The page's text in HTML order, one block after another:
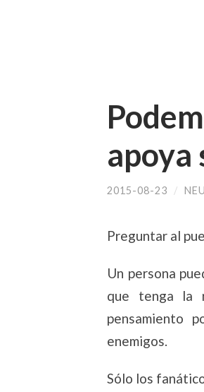
apoya
2015-08-23 /
Preguntar al
Un persona
que tenga la
pensamiento
enemigos.
Sólo los